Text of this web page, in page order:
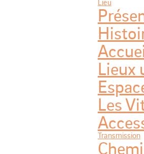
Lieu
Lieux
Les
Transmission